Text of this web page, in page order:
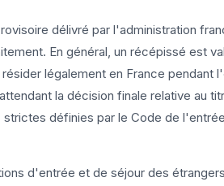
délivré par l'administration
En général, un récépissé est
légalement en France pendant
la décision finale relative au
définies par le Code de
d'entrée et de séjour des